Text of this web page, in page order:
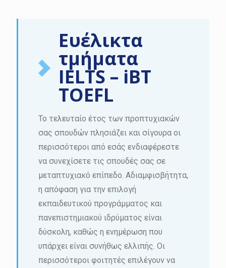
Ευέλικτα
τμήματα
IELTS – iBT
TOEFL
Το τελευταίο έτος των προπτυχιακών
σας σπουδών πλησιάζει και σίγουρα οι
περισσότεροι από εσάς ενδιαφέρεστε
να συνεχίσετε τις σπουδές σας σε
μεταπτυχιακό επίπεδο. Αδιαμφισβήτητα,
η απόφαση για την επιλογή
εκπαιδευτικού προγράμματος και
πανεπιστημιακού ιδρύματος είναι
δύσκολη, καθώς η ενημέρωση που
υπάρχει είναι συνήθως ελλιπής. Οι
περισσότεροι φοιτητές επιλέγουν να